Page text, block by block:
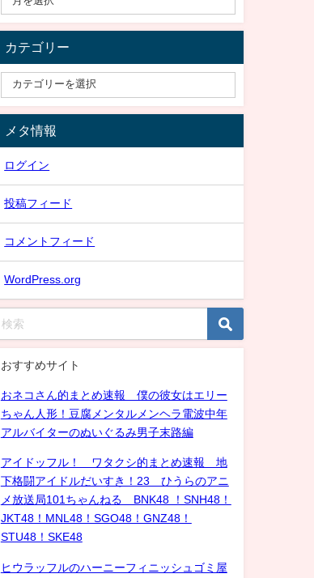
カテゴリー
メタ情報
ログイン
投稿フィード
コメントフィード
WordPress.org
おすすめサイト
おネコさん的まとめ速報 僕の彼女はエリー
ちゃん人形！豆腐メンタルメンヘラ電波中年
アルバイターのぬいぐるみ男子末路編
アイドッフル！ ワタクシ的まとめ速報 地
下格闘アイドルだいすき！23 ひうらのアニ
メ放送局101ちゃんねる BNK48 ！SNH48！
JKT48！MNL48！SGO48！GNZ48！
STU48！SKE48
ヒウラッフルのハーニーフィニッシュゴミ屋